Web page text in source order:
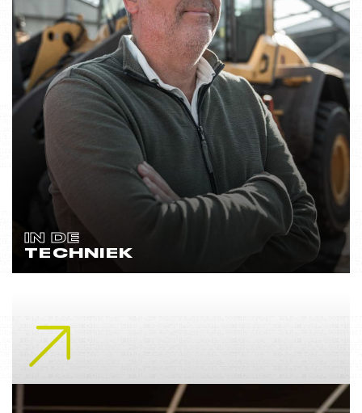
IN DE
TECHNIEK